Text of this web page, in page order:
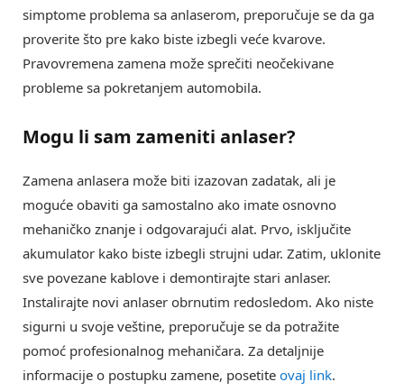
simptome problema sa anlaserom, preporučuje se da ga
proverite što pre kako biste izbegli veće kvarove.
Pravovremena zamena može sprečiti neočekivane
probleme sa pokretanjem automobila.
Mogu li sam zameniti anlaser?
Zamena anlasera može biti izazovan zadatak, ali je
moguće obaviti ga samostalno ako imate osnovno
mehaničko znanje i odgovarajući alat. Prvo, isključite
akumulator kako biste izbegli strujni udar. Zatim, uklonite
sve povezane kablove i demontirajte stari anlaser.
Instalirajte novi anlaser obrnutim redosledom. Ako niste
sigurni u svoje veštine, preporučuje se da potražite
pomoć profesionalnog mehaničara. Za detaljnije
informacije o postupku zamene, posetite ovaj link.